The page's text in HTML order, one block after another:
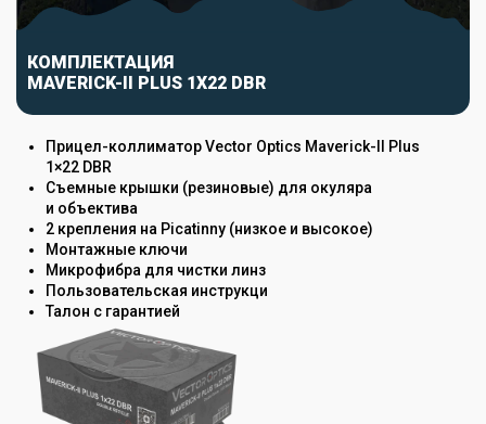
КОМПЛЕКТАЦИЯ
MAVERICK-II PLUS 1X22 DBR
Прицел-коллиматор Vector Optics Maverick-II Plus
1×22 DBR
Съемные крышки (резиновые) для окуляра
и объектива
2 крепления на Picatinny (низкое и высокое)
Монтажные ключи
Микрофибра для чистки линз
Пользовательская инструкци
Талон с гарантией